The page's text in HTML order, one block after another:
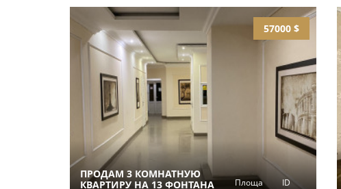
57000 $
ПРОДАМ 3 КОМНАТНУЮ
КВАРТИРУ НА 13 ФОНТАНА
Площа ID